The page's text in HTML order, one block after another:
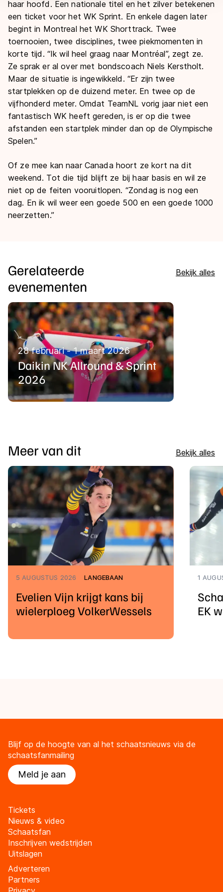
haar hoofd. Een nationale titel en het zilver betekenen
een ticket voor het WK Sprint. En enkele dagen later
begint in Montreal het WK Shorttrack. Twee
toernooien, twee disciplines, twee piekmomenten in
korte tijd. “Ik wil heel graag naar Montréal”, zegt ze.
Ze sprak er al over met bondscoach Niels Kerstholt.
Maar de situatie is ingewikkeld. “Er zijn twee
startplekken op de duizend meter. En twee op de
vijfhonderd meter. Omdat TeamNL vorig jaar niet een
fantastisch WK heeft gereden, is er op die twee
afstanden een startplek minder dan op de Olympische
Spelen.”
Of ze mee kan naar Canada hoort ze kort na dit
weekend. Tot die tijd blijft ze bij haar basis en wil ze
niet op de feiten vooruitlopen. “Zondag is nog een
dag. En ik wil weer een goede 500 en een goede 1000
neerzetten.”
Gerelateerde
evenementen
Bekijk alles
28 februari - 1 maart 2026
Daikin NK Allround & Sprint
2026
Meer van dit Bekijk alles
5 AUGUSTUS 2026 LANGEBAAN
Evelien Vijn krijgt kans bij
wielerploeg VolkerWessels
1
EK
Blijf op de hoogte van al het schaatsnieuws via de
schaatsfanmailing
Meld je aan
Tickets
Nieuws & video
Schaatsfan
Inschrijven wedstrijden
Uitslagen
Adverteren
Partners